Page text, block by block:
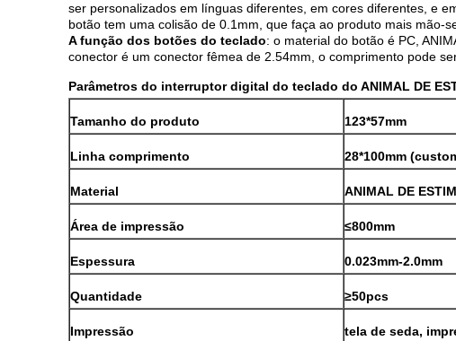
ser personalizados em línguas diferentes, em cores diferentes, e
botão tem uma colisão de 0.1mm, que faça ao produto mais
A função dos botões do teclado: o material do botão é PC,
conector é um conector fêmea de 2.54mm, o comprimento pode
Parâmetros do interruptor digital do teclado do ANIMAL DE
Tamanho do produto 123*57mm
Linha comprimento 28*100mm
Material ANIMAL DE
Área de impressão ≤800mm
Espessura 0.023mm-2.0mm
Quantidade ≥50pcs
Impressão tela de seda,